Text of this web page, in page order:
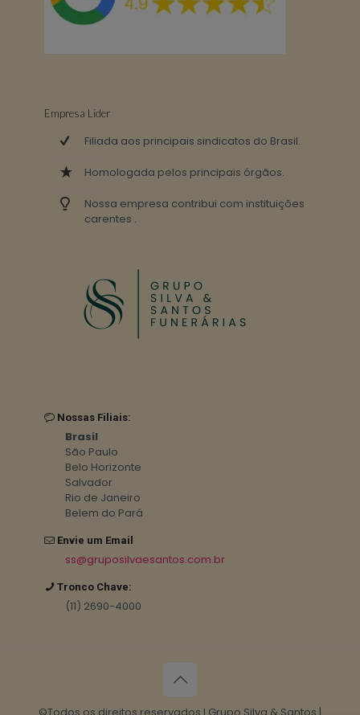
Empresa Lider
Filiada aos principais sindicatos do Brasil.
Homologada pelos principais órgãos.
Nossa empresa contribui com instituições
carentes .
Nossas Filiais:
Brasil
São Paulo
Belo Horizonte
Salvador
Rio de Janeiro
Belem do Pará
Envie um Email
ss@gruposilvaesantos.com.br
Tronco Chave:
(11) 2690-4000
©Todos os direitos reservados I Grupo Silva & Santos |